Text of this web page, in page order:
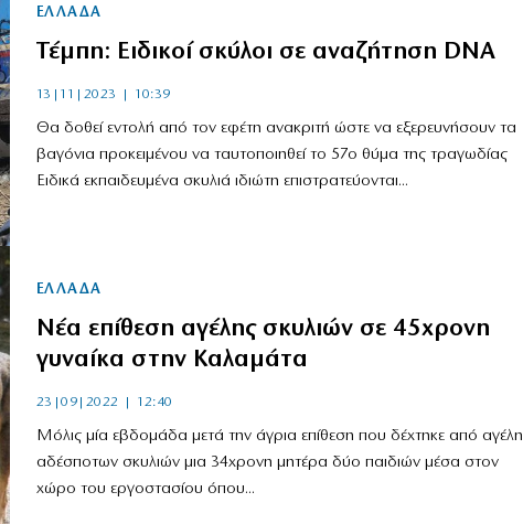
ΕΛΛΑΔΑ
Τέμπη: Ειδικοί σκύλοι σε αναζήτηση DNA
13|11|2023 | 10:39
Θα δοθεί εντολή από τον εφέτη ανακριτή ώστε να εξερευνήσουν τα
βαγόνια προκειμένου να ταυτοποιηθεί το 57ο θύμα της τραγωδίας
Ειδικά εκπαιδευμένα σκυλιά ιδιώτη επιστρατεύονται...
ΕΛΛΑΔΑ
Νέα επίθεση αγέλης σκυλιών σε 45χρονη
γυναίκα στην Καλαμάτα
23|09|2022 | 12:40
Μόλις μία εβδομάδα μετά την άγρια επίθεση που δέχτηκε από αγέλη
αδέσποτων σκυλιών μια 34χρονη μητέρα δύο παιδιών μέσα στον
χώρο του εργοστασίου όπου...